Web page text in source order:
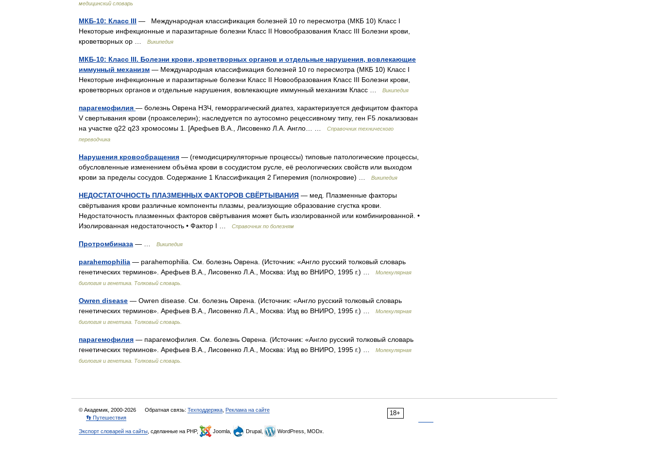
медицинский словарь
МКБ-10: Класс III — Международная классификация болезней 10 го пересмотра (МКБ 10) Класс I
Некоторые инфекционные и паразитарные болезни Класс II Новообразования Класс III Болезни крови,
кроветворных ор …
Википедия
МКБ-10: Класс III. Болезни крови, кроветворных органов и отдельные нарушения, вовлекающие
иммунный механизм — Международная классификация болезней 10 го пересмотра (МКБ 10) Класс I
Некоторые инфекционные и паразитарные болезни Класс II Новообразования Класс III Болезни крови,
кроветворных органов и отдельные нарушения, вовлекающие иммунный механизм Класс …
Википедия
парагемофилия — болезнь Оврена НЗЧ, геморрагический диатез, характеризуется дефицитом фактора
V свертывания крови (проакселерин); наследуется по аутосомно рецессивному типу, ген F5 локализован
на участке q22 q23 хромосомы 1. [Арефьев В.А., Лисовенко Л.А. Англо… …
Справочник технического
переводчика
Нарушения кровообращения — (гемодисциркуляторные процессы) типовые патологические процессы,
обусловленные изменением объёма крови в сосудистом русле, её реологических свойств или выходом
крови за пределы сосудов. Содержание 1 Классификация 2 Гиперемия (полнокровие) …
Википедия
НЕДОСТАТОЧНОСТЬ ПЛАЗМЕННЫХ ФАКТОРОВ СВЁРТЫВАНИЯ — мед. Плазменные факторы
свёртывания крови различные компоненты плазмы, реализующие образование сгустка крови.
Недостаточность плазменных факторов свёртывания может быть изолированной или комбинированной. •
Изолированная недостаточность • Фактор I …
Справочник по болезням
Протромбиназа — … Википедия
parahemophilia — parahemophilia. См. болезнь Оврена. (Источник: «Англо русский толковый словарь
генетических терминов». Арефьев В.А., Лисовенко Л.А., Москва: Изд во ВНИРО, 1995 г.) …
Молекулярная
биология и генетика. Толковый словарь.
Owren disease — Owren disease. См. болезнь Оврена. (Источник: «Англо русский толковый словарь
генетических терминов». Арефьев В.А., Лисовенко Л.А., Москва: Изд во ВНИРО, 1995 г.) …
Молекулярная
биология и генетика. Толковый словарь.
парагемофилия — парагемофилия. См. болезнь Оврена. (Источник: «Англо русский толковый словарь
генетических терминов». Арефьев В.А., Лисовенко Л.А., Москва: Изд во ВНИРО, 1995 г.) …
Молекулярная
биология и генетика. Толковый словарь.
18+
© Академик, 2000-2026 Обратная связь: Техподдержка Реклама на сайте
👣 Путешествия
Экспорт словарей на сайты , сделанные на PHP, Joomla, Drupal, WordPress, MODx.